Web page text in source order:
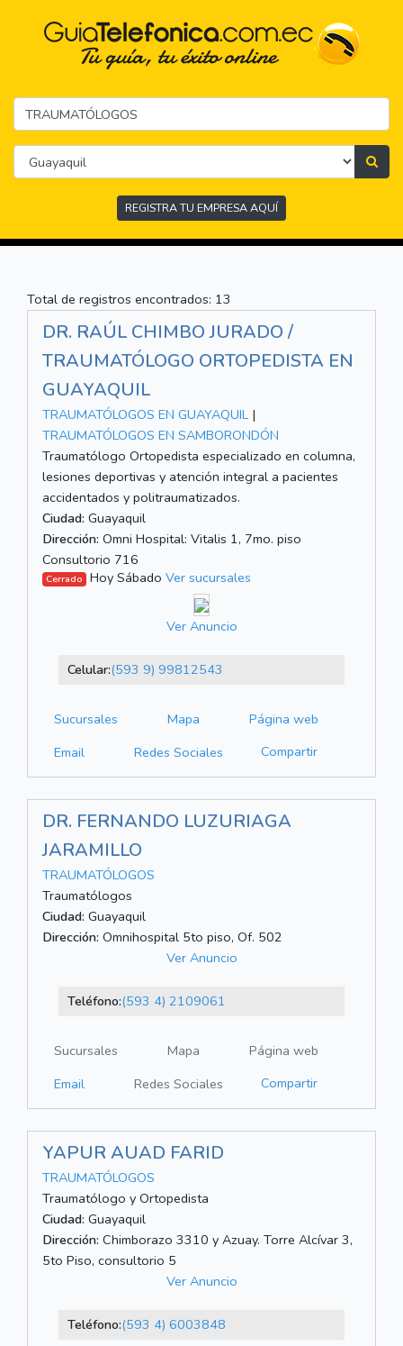
REGISTRA TU EMPRESA AQUÍ
Total de registros encontrados: 13
DR. RAÚL CHIMBO JURADO /
TRAUMATÓLOGO ORTOPEDISTA EN
GUAYAQUIL
TRAUMATÓLOGOS EN GUAYAQUIL|
TRAUMATÓLOGOS EN SAMBORONDÓN
Traumatólogo Ortopedista especializado en columna,
lesiones deportivas y atención integral a pacientes
accidentados y politraumatizados.
Ciudad: Guayaquil
Dirección: Omni Hospital: Vitalis 1, 7mo. piso
Consultorio 716
Cerrado Hoy Sábado Ver sucursales
Ver Anuncio
Celular:(593 9) 99812543
Sucursales Mapa
Página web
Email
Redes Sociales Compartir
DR. FERNANDO LUZURIAGA
JARAMILLO
TRAUMATÓLOGOS
Traumatólogos
Ciudad: Guayaquil
Dirección: Omnihospital 5to piso, Of. 502
Ver Anuncio
Teléfono:(593 4) 2109061
Sucursales Mapa
Página web
Email
Redes Sociales Compartir
YAPUR AUAD FARID
TRAUMATÓLOGOS
Traumatólogo y Ortopedista
Ciudad: Guayaquil
Dirección: Chimborazo 3310 y Azuay. Torre Alcívar 3,
5to Piso, consultorio 5
Ver Anuncio
Teléfono:(593 4) 6003848